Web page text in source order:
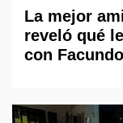
La mejor
reveló qué
con